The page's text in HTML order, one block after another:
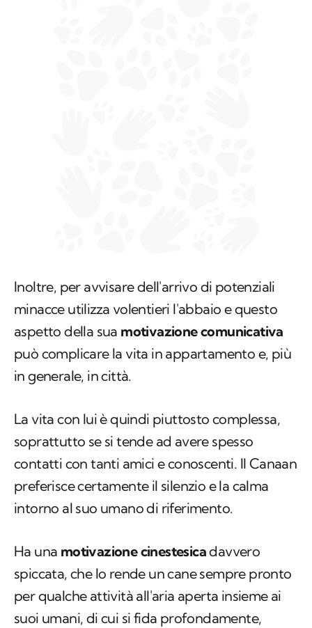
Inoltre, per avvisare dell'arrivo di potenziali
minacce utilizza volentieri l'abbaio e questo
aspetto della sua motivazione comunicativa
può complicare la vita in appartamento e, più
in generale, in città.
La vita con lui è quindi piuttosto complessa,
soprattutto se si tende ad avere spesso
contatti con tanti amici e conoscenti. Il Canaan
preferisce certamente il silenzio e la calma
intorno al suo umano di riferimento.
Ha una motivazione cinestesicadavvero
spiccata, che lo rende un cane sempre pronto
per qualche attività all'aria aperta insieme ai
suoi umani, di cui si fida profondamente,